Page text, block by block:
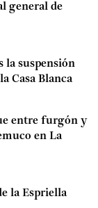
general de
la suspensión
Casa Blanca
entre furgón y
en La
la Espriella